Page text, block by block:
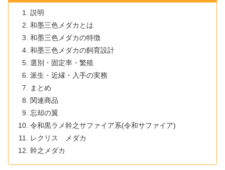
説明
和墨三色メダカとは
和墨三色メダカの特徴
和墨三色メダカの飼育設計
選別・固定率・繁殖
派生・近縁・入手の実務
まとめ
関連商品
忘却の翼
令和黒ラメ幹之サファイア系(令和サファイア)
レクリス メダカ
幹之メダカ